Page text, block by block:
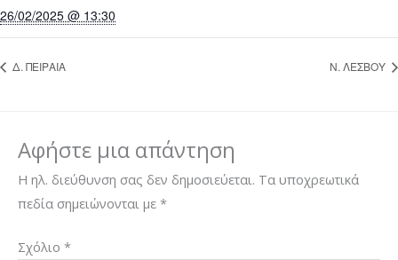
26/02/2025 @ 13:30
Δ. ΠΕΙΡΑΙΑ Ν. ΛΕΣΒΟΥ
Αφήστε μια απάντηση
Η ηλ. διεύθυνση σας δεν δημοσιεύεται. Τα υποχρεωτικά
πεδία σημειώνονται με *
Σχόλιο *